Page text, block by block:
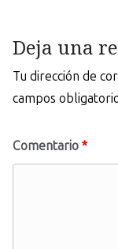
Deja una
Tu dirección de
campos
Comentario *